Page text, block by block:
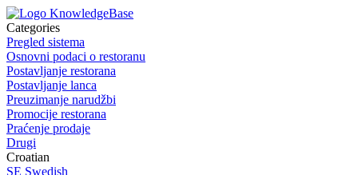
Categories
Pregled sistema
Osnovni podaci o restoranu
Postavljanje restorana
Postavljanje lanca
Preuzimanje narudžbi
Promocije restorana
Praćenje prodaje
Drugi
Croatian
SE Swedish